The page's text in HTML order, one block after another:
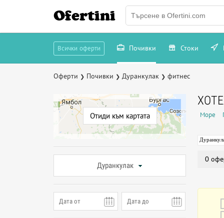
Ofertini
Всички оферти Почивки Стоки
Оферти ❯ Почивки ❯ Дуранкулак ❯ фитнес
Отиди към картата
Дуранкулак
Море
0